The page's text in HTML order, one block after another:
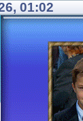
01:02